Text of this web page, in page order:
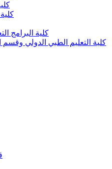
كلية البرامج
كلية التعليم الطبي الدولي وقسم